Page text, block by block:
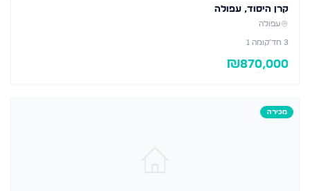
קרן היסוד, עפולה
עפולה
3 חד׳קומה 1
₪870,000
מכירה